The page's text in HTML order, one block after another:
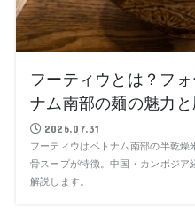
フーティウとは？フ
ナム南部の麺の魅力と
2026.07.31
フーティウはベトナム南部の半乾
骨スープが特徴。中国・カンボジ
解説します。